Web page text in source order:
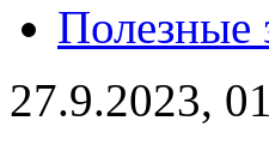
Полезные
27.9.2023,